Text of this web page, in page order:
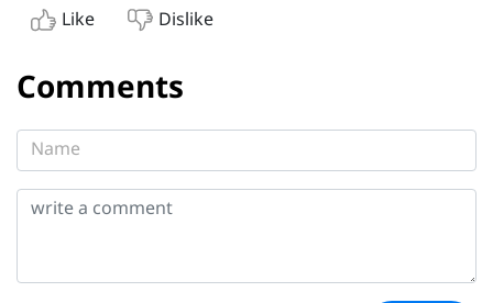
Like Dislike
Comments